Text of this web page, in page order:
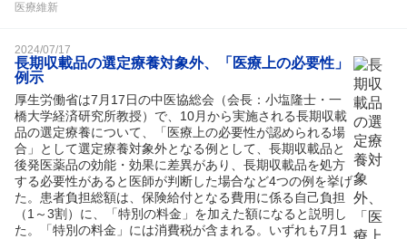
医療維新
2024/07/17
長期収載品の選定療養対象外、「医療上の必要性」
例示
厚生労働省は7月17日の中医協総会（会長：小塩隆士・一
橋大学経済研究所教授）で、10月から実施される長期収載
品の選定療養について、「医療上の必要性が認められる場
合」として選定療養対象外となる例として、長期収載品と
後発医薬品の効能・効果に差異があり、長期収載品を処方
する必要性があると医師が判断した場合など4つの例を挙げ
た。患者負担総額は、保険給付となる費用に係る自己負担
（1～3割）に、「特別の料金」を加えた額になると説明し
た。「特別の料金」には消費税が含まれる。いずれも7月1